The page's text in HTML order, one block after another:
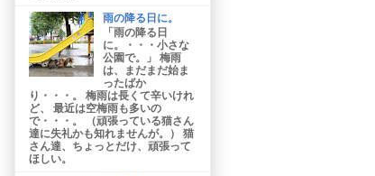
雨の降る日に。
「雨の降る日
に。・・・小さな
公園で。」 梅雨
は、まだまだ始ま
ったばか
り・・・。 梅雨は長くて辛いけれ
ど、 最近は空梅雨も多いの
で・・・。 （頑張っている猫さん
達に失礼かも知れませんが。） 猫
さん達、ちょっとだけ、頑張って
ほしい。